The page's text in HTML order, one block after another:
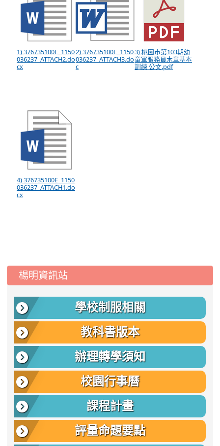
1) 376735100E_1150
036237_ATTACH2.do
cx
2) 376735100E_1150
036237_ATTACH3.do
c
3) 桃園市第103期幼
童軍服務員木章基本
訓練 公文.pdf
4) 376735100E_1150
036237_ATTACH1.do
cx
::: 楊明資訊站
學校制服相關
教科書版本
辦理轉學須知
校園行事曆
課程計畫
評量命題要點